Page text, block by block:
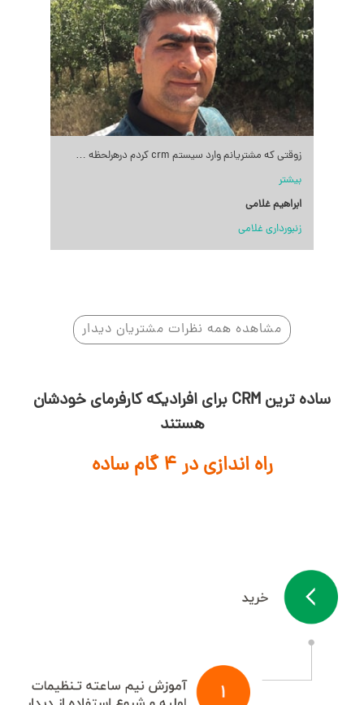
زوقتی که مشتریانم وارد سیستم crm کردم درهرلحظه
…
بیشتر
ابراهیم غلامی
زنبورداری غلامی
مشاهده همه نظرات مشتریان دیدار
ساده ترین CRM برای افرادیکه کارفرمای خودشان
هستند
راه اندازی در 4 گام ساده